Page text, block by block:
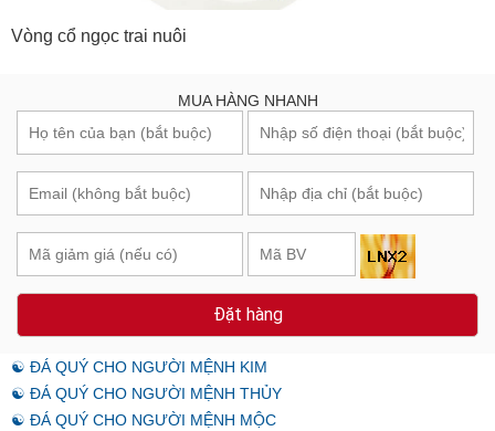
Vòng cổ ngọc trai nuôi
MUA HÀNG NHANH
Đặt hàng
☯ ĐÁ QUÝ CHO NGƯỜI MỆNH KIM
☯ ĐÁ QUÝ CHO NGƯỜI MỆNH THỦY
☯ ĐÁ QUÝ CHO NGƯỜI MỆNH MỘC